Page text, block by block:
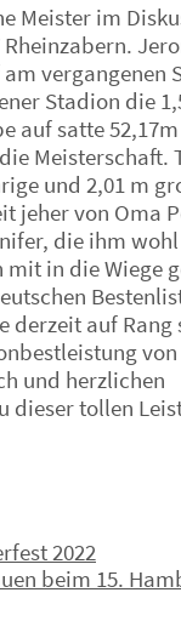
Meister im
vergangenen
Stadion die
auf satte
Meisterschaft.
und 2,01 m
jeher von Oma
die ihm
mit in die Wiege
derzeit auf Rang
von
und herzlichen
dieser tollen
2022
beim 15.